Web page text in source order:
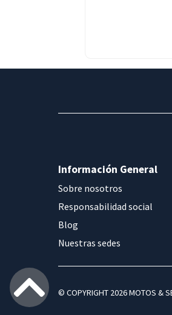
BMW R NINET
BMW R1200GS-
BMW R1200GS-
ADVENTURE
BMW R1250GS
Información General
Sobre nosotros
Responsabilidad social
Blog
Nuestras sedes
© COPYRIGHT 2026 MOTOS &